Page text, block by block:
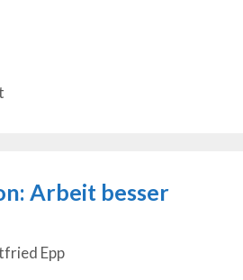
Arbeit besser
Epp